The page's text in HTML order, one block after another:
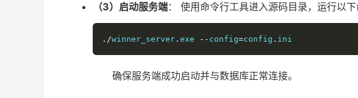
（3）启动服务端： 使用命令行工具进入源码目录，运行以下
./winner_server . exe -- config=config . ini
确保服务端成功启动并与数据库正常连接。